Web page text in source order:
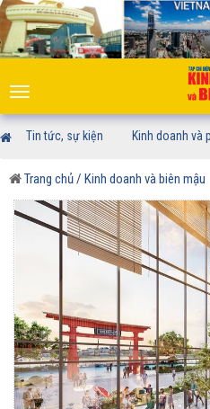
Toggle
navigation
Tin tức, sự kiện Kinh doanh và
Trang chủ/ Kinh doanh và biên mậu